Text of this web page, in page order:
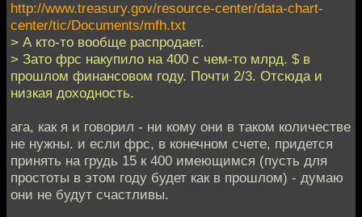
http://www.treasury.gov/resource-center/data-chart-
center/tic/Documents/mfh.txt
> А кто-то вообще распродает.
> Зато фрс накупило на 400 с чем-то млрд. $ в
прошлом финансовом году. Почти 2/3. Отсюда и
низкая доходность.
ага, как я и говорил - ни кому они в таком количестве
не нужны. и если фрс, в конечном счете, придется
принять на грудь 15 к 400 имеющимся (пусть для
простоты в этом году будет как в прошлом) - думаю
они не будут счастливы.